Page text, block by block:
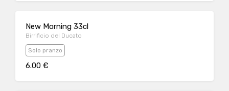
New Morning 33cl
Birrificio del Ducato
Solo pranzo
6.00 €